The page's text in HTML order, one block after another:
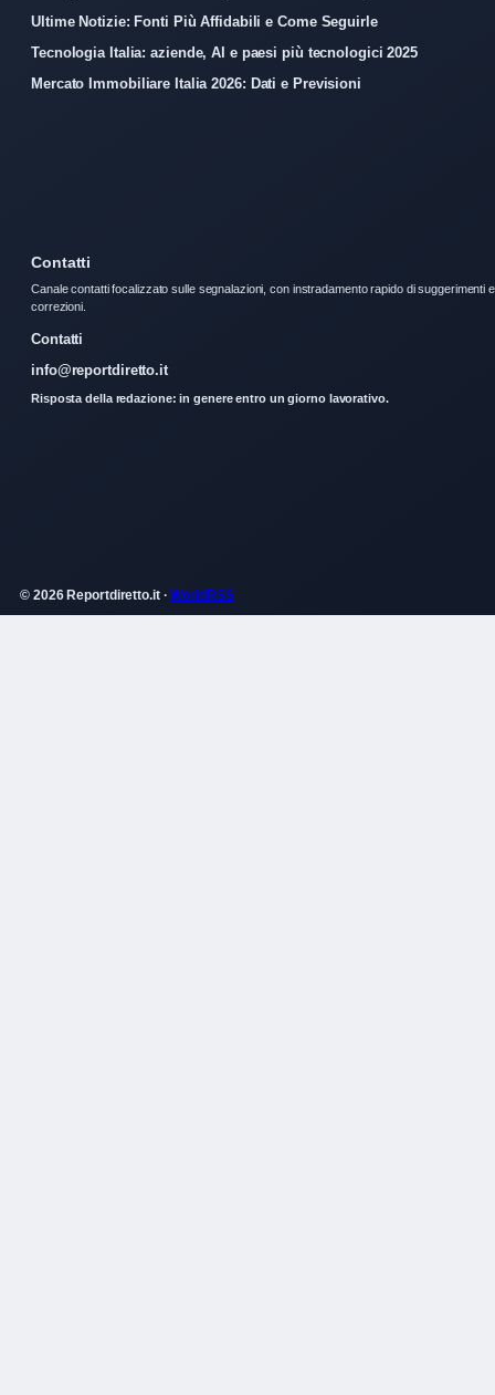
Ultime Notizie: Fonti Più Affidabili e Come Seguirle
Tecnologia Italia: aziende, AI e paesi più tecnologici 2025
Mercato Immobiliare Italia 2026: Dati e Previsioni
Contatti
Canale contatti focalizzato sulle segnalazioni, con instradamento rapido di suggerimenti e
correzioni.
Contatti
info@reportdiretto.it
Risposta della redazione: in genere entro un giorno lavorativo.
© 2026 Reportdiretto.it ·WorldRSS